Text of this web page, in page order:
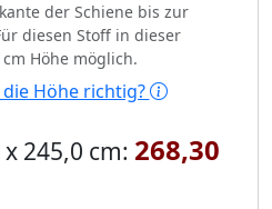
der Schiene bis zur
diesen Stoff in dieser
Höhe möglich.
Höhe richtig?
245,0 cm: 268,30